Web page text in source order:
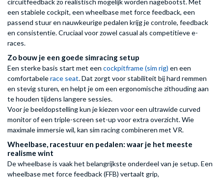
circuitfeedback zo realistisch mogelijk worden nagebootst. Met
een stabiele cockpit, een wheelbase met force feedback, een
passend stuur en nauwkeurige pedalen krijg je controle, feedback
en consistentie. Cruciaal voor zowel casual als competitieve e-
races.
Zo bouw je een goede simracing setup
Een sterke basis start met een cockpitframe (sim rig) en een
comfortabelerace seat. Dat zorgt voor stabiliteit bij hard remmen
en stevig sturen, en helpt je om een ergonomische zithouding aan
te houden tijdens langere sessies.
Voor je beeldopstelling kun je kiezen voor een ultrawide curved
monitor of een triple-screen set-up voor extra overzicht. Wie
maximale immersie wil, kan sim racing combineren met VR.
Wheelbase, racestuur en pedalen: waar je het meeste
realisme wint
De wheelbase is vaak het belangrijkste onderdeel van je setup. Een
wheelbase met force feedback (FFB) vertaalt grip,